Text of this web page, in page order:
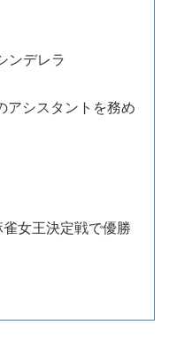
ンデレラ
アシスタントを務め
女王決定戦で優勝